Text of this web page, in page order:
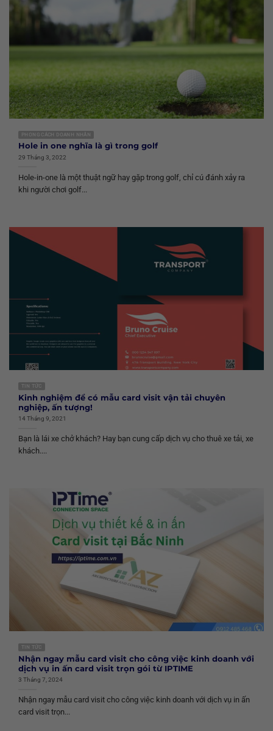
PHONG CÁCH DOANH NHÂN
Hole in one nghĩa là gì trong golf
29 Tháng 3, 2022
Hole-in-one là một thuật ngữ hay gặp trong golf, chỉ cú đánh xảy ra
khi người chơi golf...
TIN TỨC
Kinh nghiệm để có mẫu card visit vận tải chuyên
nghiệp, ấn tượng!
14 Tháng 9, 2021
Bạn là lái xe chở khách? Hay bạn cung cấp dịch vụ cho thuê xe tải, xe
khách....
TIN TỨC
Nhận ngay mẫu card visit cho công việc kinh doanh với
dịch vụ in ấn card visit trọn gói từ IPTIME
3 Tháng 7, 2024
Nhận ngay mẫu card visit cho công việc kinh doanh với dịch vụ in ấn
card visit trọn...